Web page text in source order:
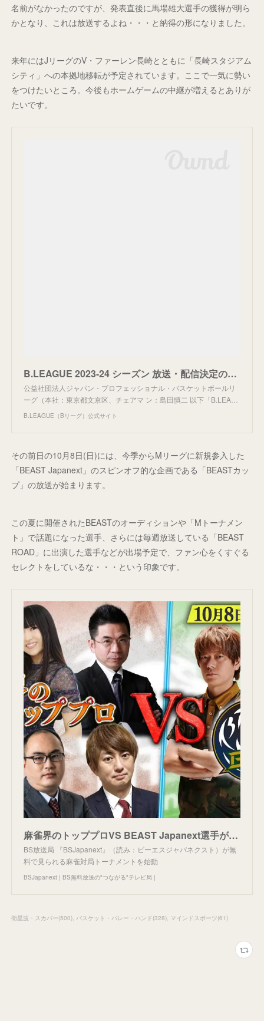
名前がなかったのですが、発表直後に馬場雄大選手の獲得が明ら
かとなり、これは放送するよね・・・と納得の形になりました。
来年にはJリーグのV・ファーレン長崎とともに「長崎スタジアム
シティ」への本拠地移転が予定されています。ここで一気に勢い
をつけたいところ。今後もホームゲームの中継が増えるとありが
たいです。
B.LEAGUE 2023-24 シーズン 放送・配信決定のお知らせ
公益社団法人ジャパン・プロフェッショナル・バスケットボールリ
ーグ（本社：東京都文京区、チェアマ ン：島田慎二 以下「B.LEA…
B.LEAGUE（Bリーグ）公式サイト
その前日の10月8日(日)には、今季からMリーグに新規参入した
「BEAST Japanext」のスピンオフ的な企画である「BEASTカッ
プ」の放送が始まります。
この夏に開催されたBEASTのオーディションや「Mトーナメン
ト」で話題になった選手、さらには毎週放送している「BEAST
ROAD」に出演した選手などが出場予定で、ファン心をくすぐる
セレクトをしているな・・・という印象です。
麻雀界のトッププロVS BEAST Japanext選手が熾烈な戦いを繰り広げる！新たな麻雀トーナメントを始動！10/8（日）よる10時～「タクシールpresents 麻雀トーナメント BEASTカッ
BS放送局 『BSJapanext』（読み：ビーエスジャパネクスト）が無
料で見られる麻雀対局トーナメントを始動
BSJapanext | BS無料放送の"つながる"テレビ局 |
衛星波・スカパー(500) バスケット・バレー・ハンド(328) マインドスポーツ(61)